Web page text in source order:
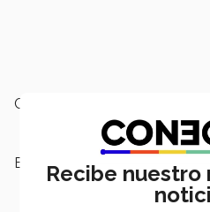
Campus:
Escuelas:Recibe